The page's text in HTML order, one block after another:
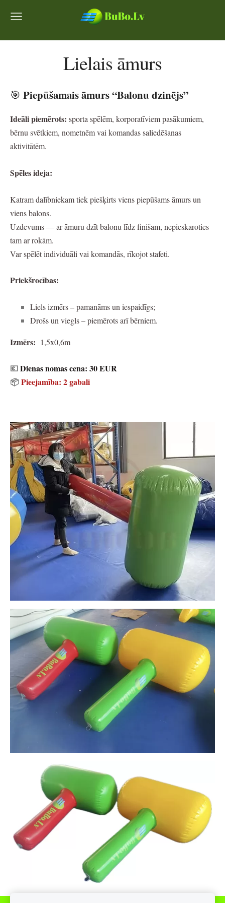
Lielais āmurs
🎯 Piepūšamais āmurs “Balonu dzinējs”
Ideāli piemērots: sporta spēlēm, korporatīviem pasākumiem,
bērnu svētkiem, nometnēm vai komandas saliedēšanas
aktivitātēm.
Spēles ideja:
Katram dalībniekam tiek piešķirts viens piepūšams āmurs un
viens balons.
Uzdevums —ar āmuru dzīt balonu līdz finišam, nepieskaroties
tam ar rokām.
Var spēlēt individuāli vai komandās, rīkojot stafeti.
Priekšrocības:
Liels izmērs – pamanāms un iespaidīgs;
Drošs un viegls – piemērots arī bērniem.
Izmērs: 1,5x0,6m
💶Dienas nomas cena: 30 EUR
📦Pieejamība: 2 gabali